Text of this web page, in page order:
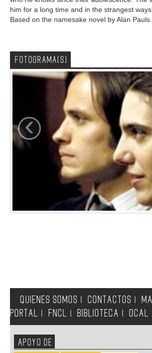
him for a long time and in the strangest ways.
Based on the namesake novel by Alan Pauls.
FOTOGRAMA(S)
‹
QUIENES SOMOS CONTACTOS
PORTAL
FNCL BIBLIOTECA OCAL
APOYO DE